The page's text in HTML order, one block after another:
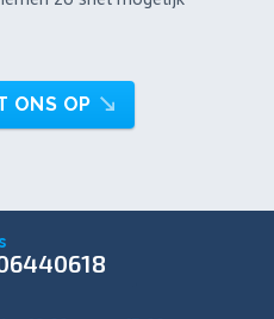
ONS OP